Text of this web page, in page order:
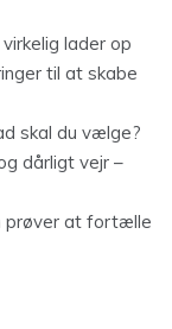
lader op
til at skabe
skal du vælge?
dårligt vejr –
prøver at fortælle